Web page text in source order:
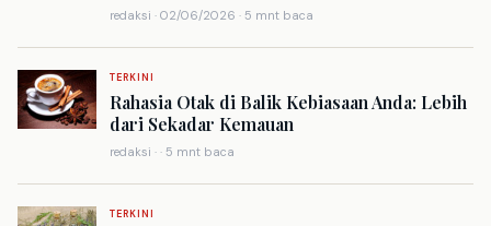
redaksi · 02/06/2026 · 5 mnt baca
TERKINI
Rahasia Otak di Balik Kebiasaan Anda: Lebih
dari Sekadar Kemauan
redaksi · · 5 mnt baca
TERKINI